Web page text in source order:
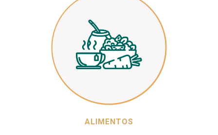
ALIMENTOS